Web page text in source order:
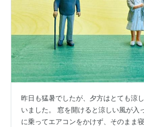
昨日も猛暑でしたが、夕方はとても涼
いました。 窓を開けると涼しい風が入
に乗ってエアコンをかけず、そのまま